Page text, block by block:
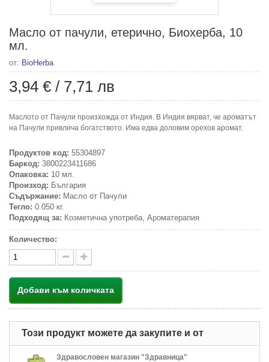
Масло от пачули, етерично, Биохерба, 10
мл.
от: BioHerba
3,94 € / 7,71 лв
Маслото от Пачули произхожда от Индия. В Индия вярват, че ароматът
на Пачули привлича богатството. Има едва доловим орехов аромат.
Продуктов код: 55304897
Баркод: 3800223411686
Опаковка: 10 мл.
Произход: България
Съдържание: Масло от Пачули
Тегло: 0.050 кг.
Подходящ за: Козметична употреба, Ароматерапия
Количество:
Добави към количката
Този продукт можете да закупите и от
Здравословен магазин "Здравница"